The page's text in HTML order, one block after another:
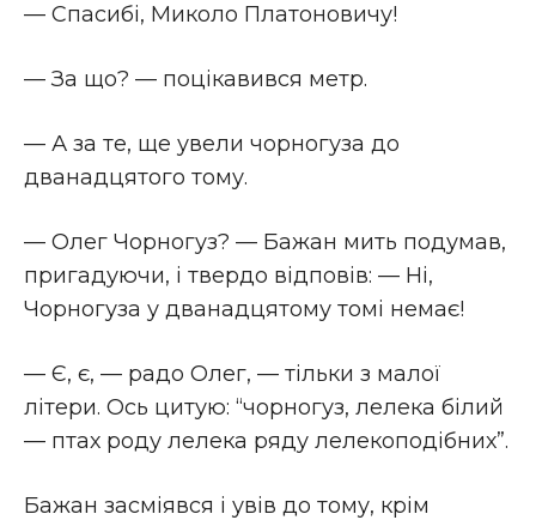
— Спасибі, Миколо Платоновичу!
— За що? — поцікавився метр.
— А за те, ще увели чорногуза до
дванадцятого тому.
— Олег Чорногуз? — Бажан мить подумав,
пригадуючи, і твердо відповів: — Ні,
Чорногуза у дванадцятому томі немає!
— Є, є, — радо Олег, — тільки з малої
літери. Ось цитую: “чорногуз, лелека білий
— птах роду лелека ряду лелекоподібних”.
Бажан засміявся і увів до тому, крім